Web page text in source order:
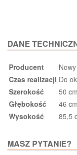
DANE
Producent
Czas realizacji Do
Szerokość
50 cm
Głębokość
46 cm
Wysokość
85,5
MASZ PYTANIE?